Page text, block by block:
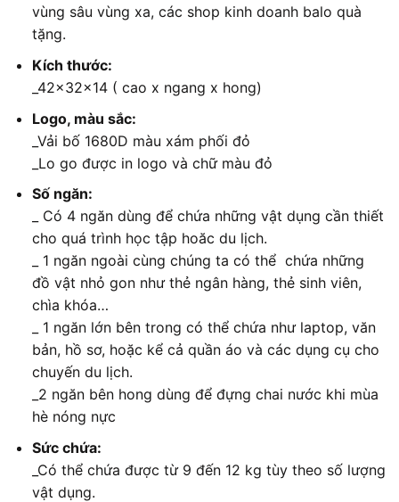
vùng sâu vùng xa, các shop kinh doanh balo quà
tặng.
Kích thước:
_42x32x14 ( cao x ngang x hong)
Logo, màu sắc:
_Vải bố 1680D màu xám phối đỏ
_Lo go được in logo và chữ màu đỏ
Số ngăn:
_ Có 4 ngăn dùng để chứa những vật dụng cần thiết
cho quá trình học tập hoăc du lịch.
_ 1 ngăn ngoài cùng chúng ta có thể chứa những
đồ vật nhỏ gon như thẻ ngân hàng, thẻ sinh viên,
chìa khóa…
_ 1 ngăn lớn bên trong có thể chứa như laptop, văn
bản, hồ sơ, hoặc kể cả quần áo và các dụng cụ cho
chuyến du lịch.
_2 ngăn bên hong dùng để đựng chai nước khi mùa
hè nóng nực
Sức chứa:
_Có thể chứa được từ 9 đến 12 kg tùy theo số lượng
vật dụng.